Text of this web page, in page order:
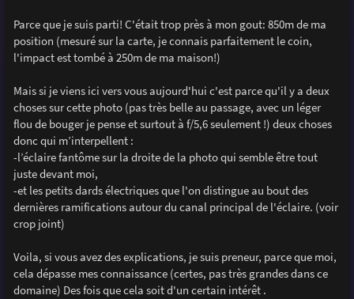
Parce que je suis parti! C'était trop près à mon gout: 850m de ma
position (mesuré sur la carte, je connais parfaitement le coin,
l'impact est tombé à 250m de ma maison!)
Mais si je viens ici vers vous aujourd'hui c'est parce qu'il y a deux
choses sur cette photo (pas très belle au passage, avec un léger
flou de bouger je pense et surtout à f/5,6 seulement !) deux choses
donc qui m’interpellent :
-l’éclaire fantôme sur la droite de la photo qui semble être tout
juste devant moi,
-et les petits dards électriques que l'on distingue au bout des
dernières ramifications autour du canal principal de l'éclaire. (voir
crop joint)
Voila, si vous avez des explications, je suis preneur, parce que moi,
cela dépasse mes connaissance (certes, pas très grandes dans ce
domaine) Des fois que cela soit d'un certain intérêt .